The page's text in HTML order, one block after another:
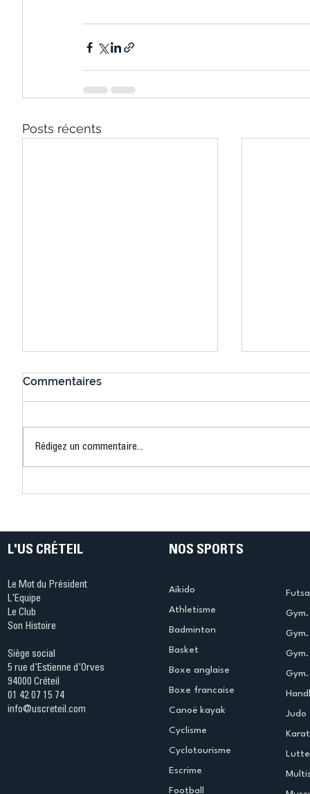
Posts récents
Ping ? Quand le tennis de
termine
Commentaires
Rédigez un commentaire...
L'US CRÉTEIL
Le Mot du Président
L'Equipe
Le Club
Son Histoire
Siège social
5 rue d'Estienne d'Orves
94000 Créteil
01 42 07 15 74
info@uscreteil.com
NOS SPORTS
Aikido
Athletisme
Badminton
Basket
Boxe anglaise
Boxe francaise
Canoë kayak
Cyclisme
Cyclotourisme
Escrime
Football
Judo
Lutte